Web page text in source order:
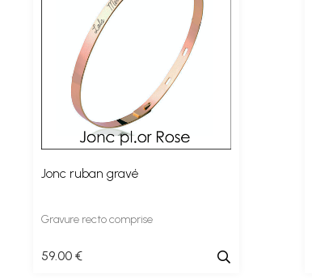
Jonc ruban gravé
Gravure recto comprise
59.00 €